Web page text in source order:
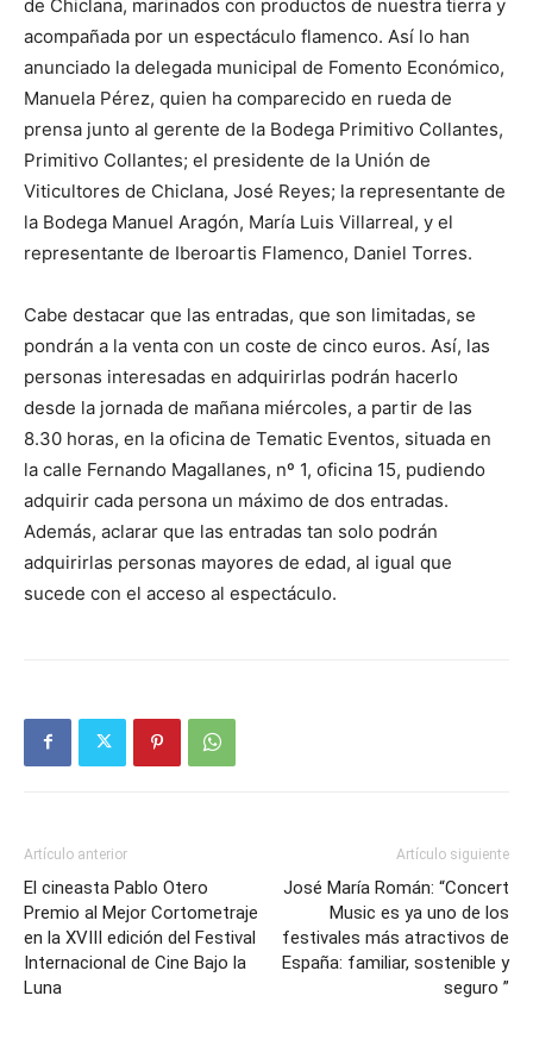
de Chiclana, marinados con productos de nuestra tierra y
acompañada por un espectáculo flamenco. Así lo han
anunciado la delegada municipal de Fomento Económico,
Manuela Pérez, quien ha comparecido en rueda de
prensa junto al gerente de la Bodega Primitivo Collantes,
Primitivo Collantes; el presidente de la Unión de
Viticultores de Chiclana, José Reyes; la representante de
la Bodega Manuel Aragón, María Luis Villarreal, y el
representante de Iberoartis Flamenco, Daniel Torres.
Cabe destacar que las entradas, que son limitadas, se
pondrán a la venta con un coste de cinco euros. Así, las
personas interesadas en adquirirlas podrán hacerlo
desde la jornada de mañana miércoles, a partir de las
8.30 horas, en la oficina de Tematic Eventos, situada en
la calle Fernando Magallanes, nº 1, oficina 15, pudiendo
adquirir cada persona un máximo de dos entradas.
Además, aclarar que las entradas tan solo podrán
adquirirlas personas mayores de edad, al igual que
sucede con el acceso al espectáculo.
Artículo anterior
El cineasta Pablo Otero
Premio al Mejor Cortometraje
en la XVIII edición del Festival
Internacional de Cine Bajo la
Luna
Artículo siguiente
José María Román: “Concert
Music es ya uno de los
festivales más atractivos de
España: familiar, sostenible y
seguro ”